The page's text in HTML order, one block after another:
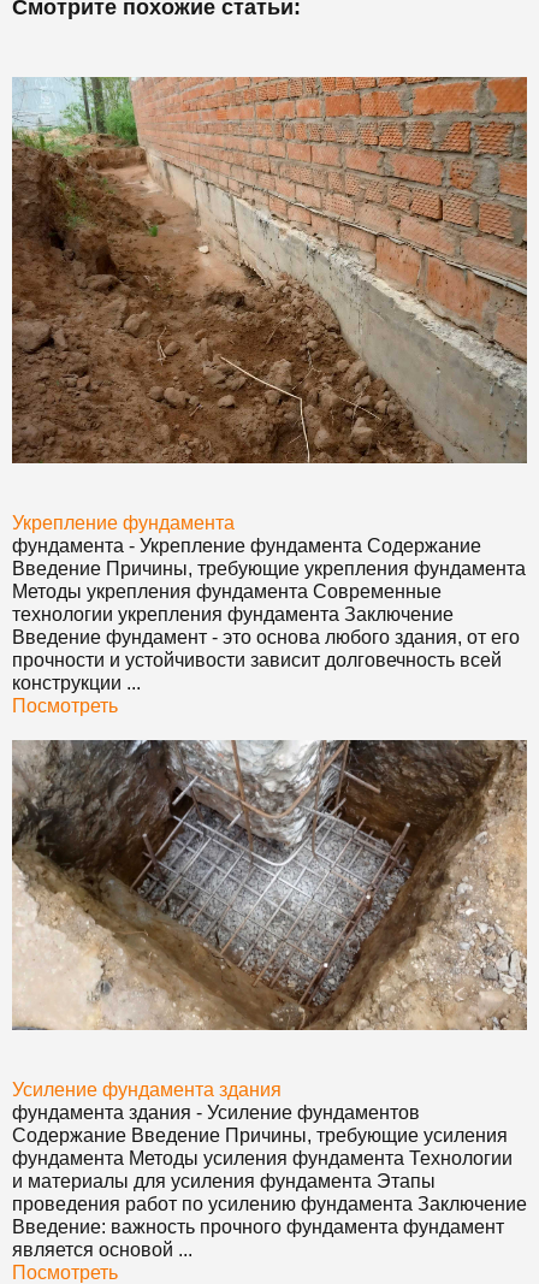
Смотрите похожие статьи:
Укрепление фундамента
фундамента - Укрепление фундамента Содержание
Введение Причины, требующие укрепления фундамента
Методы укрепления фундамента Современные
технологии укрепления фундамента Заключение
Введение фундамент - это основа любого здания, от его
прочности и устойчивости зависит долговечность всей
конструкции ...
Посмотреть
Усиление фундамента здания
фундамента здания - Усиление фундаментов
Содержание Введение Причины, требующие усиления
фундамента Методы усиления фундамента Технологии
и материалы для усиления фундамента Этапы
проведения работ по усилению фундамента Заключение
Введение: важность прочного фундамента фундамент
является основой ...
Посмотреть